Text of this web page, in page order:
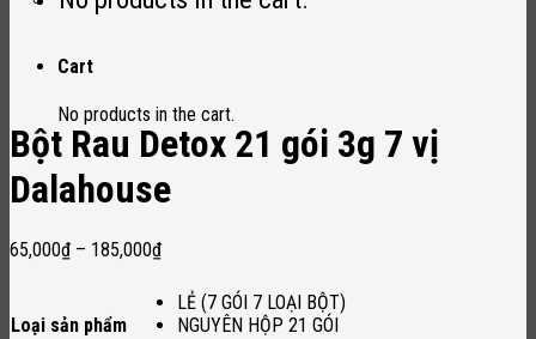
Cart
No products in the cart.
Bột Rau Detox 21 gói 3g 7 vị
Dalahouse
65,000₫– 185,000₫
Loại sản phẩm
LẺ (7 GÓI 7 LOẠI BỘT)
NGUYÊN HỘP 21 GÓI